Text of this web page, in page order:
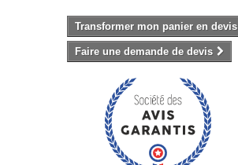
Transformer mon panier en devis
Faire une demande de devis